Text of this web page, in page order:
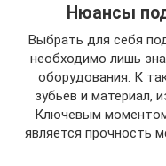
Нюансы
Выбрать для себя
необходимо лишь
оборудования. К
зубьев и материал,
Ключевым
является прочность